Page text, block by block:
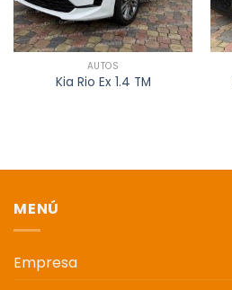
AUTOS
Kia Rio Ex 1.4 TM
MENÚ
Empresa